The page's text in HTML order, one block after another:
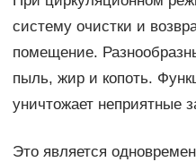
систему очистки и
помещение.
пыль, жир и копоть.
уничтожает неприятные
Это является